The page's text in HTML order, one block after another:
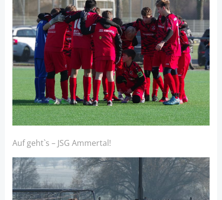
Auf geht`s – JSG Ammertal!